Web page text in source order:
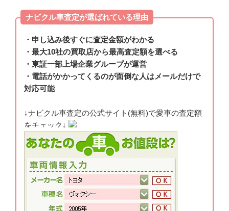
ナビクル車査定が選ばれている理由
・申し込み後すぐに査定金額がわかる
・最大10社の買取店から最高査定額を選べる
・東証一部上場企業グループが運営
・電話がかかってくるのが面倒な人はメールだけで
対応可能
↓ナビクル車査定の公式サイト(無料)で愛車の査定額
をチェック↓